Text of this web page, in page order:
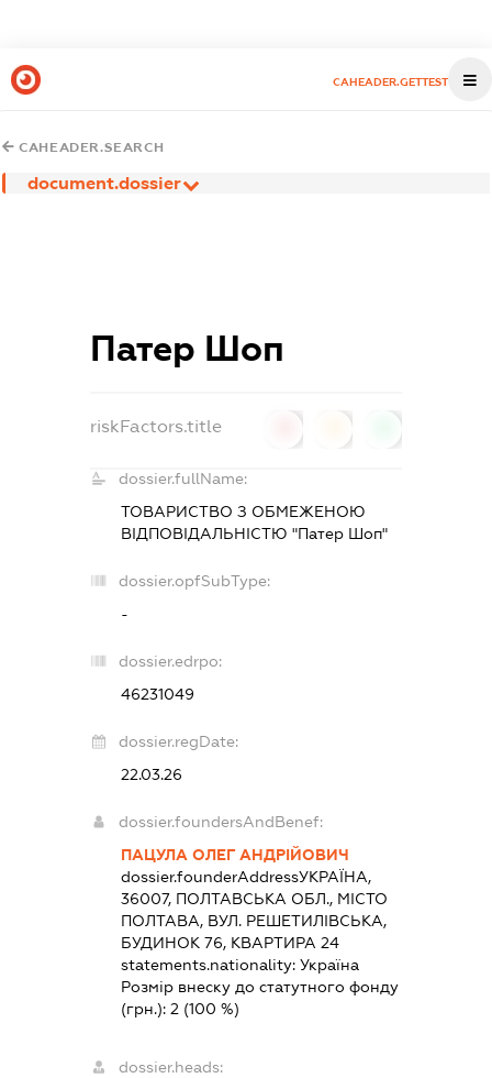
CAHEADER.GETTEST
CAHEADER.SEARCH
document.dossier
Патер Шоп
riskFactors.title
dossier.fullName:
ТОВАРИСТВО З ОБМЕЖЕНОЮ
ВІДПОВІДАЛЬНІСТЮ "Патер Шоп"
dossier.opfSubType:
-
dossier.edrpo:
46231049
dossier.regDate:
22.03.26
dossier.foundersAndBenef:
ПАЦУЛА ОЛЕГ АНДРІЙОВИЧ
dossier.founderAddressУКРАЇНА,
36007, ПОЛТАВСЬКА ОБЛ., МІСТО
ПОЛТАВА, ВУЛ. РЕШЕТИЛІВСЬКА,
БУДИНОК 76, КВАРТИРА 24
statements.nationality: Україна
Розмір внеску до статутного фонду
(грн.): 2(100 %)
dossier.heads: